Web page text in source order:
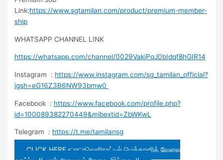
Link:https://www.sgtamilan.com/product/premium-member-
ship
WHATSAPP CHANNEL LINK
https://whatsapp.com/channel/0029VakjPqJ0bIdqf8hGIR14
Instagram : https://www.instagram.com/sg_tamilan_official?
igsh=eG16Z3B6NW93bmw0
Facebook : https://www.facebook.com/profile.php?
id=100089382270449&mibextid=ZbWKwL
Telegram : https://t.me/tamilansg
CLICK HERE 👉👉வெளிநாட்டில் மெக்கானிக் வேலை